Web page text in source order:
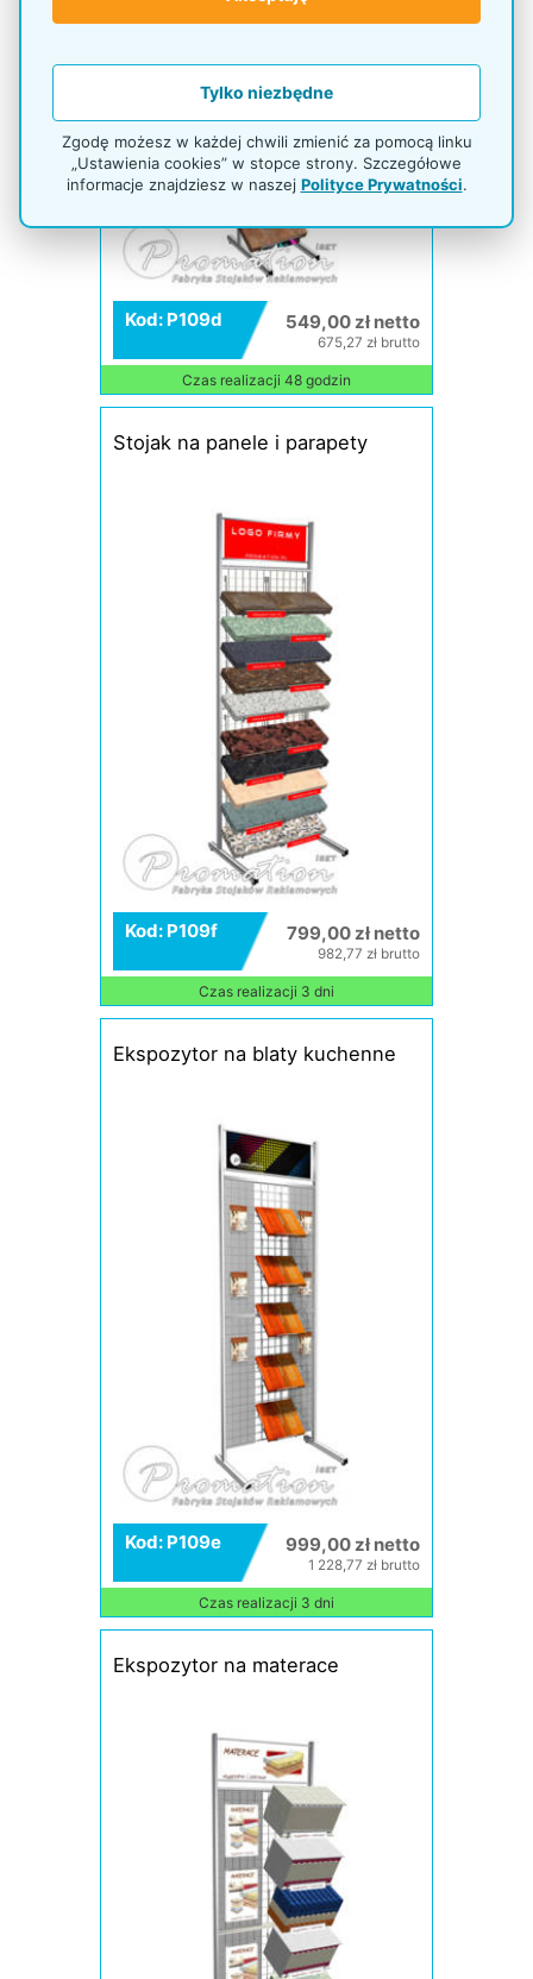
Kod: P109d 549,00 zł netto
675,27 zł brutto
Czas realizacji 48 godzin
Stojak na panele i parapety
Kod: P109f 799,00 zł netto
982,77 zł brutto
Czas realizacji 3 dni
Ekspozytor na blaty kuchenne
Kod: P109e 999,00 zł netto
1 228,77 zł brutto
Czas realizacji 3 dni
Ekspozytor na materace
Tylko niezbędne
Zgodę możesz w każdej chwili zmienić za pomocą linku
„Ustawienia cookies” w stopce strony. Szczegółowe
informacje znajdziesz w naszej Polityce Prywatności.